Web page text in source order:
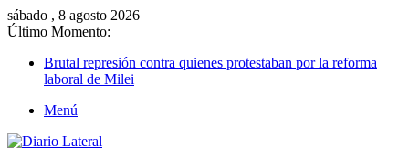
sábado , 8 agosto 2026
Último Momento:
Brutal represión contra quienes protestaban por la reforma
laboral de Milei
Menú